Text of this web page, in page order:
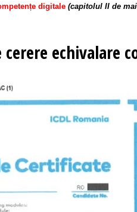
digitale (capitolul II de
echivalare